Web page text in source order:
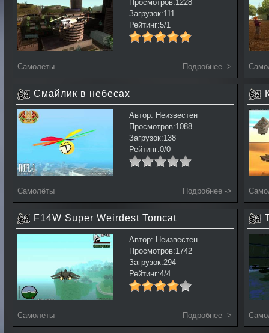
Просмотров:1228
Загрузок:111
Рейтинг:5/1
Самолёты Подробнее ->
Смайлик в небесах
Автор: Неизвестен
Просмотров:1088
Загрузок:138
Рейтинг:0/0
Самолёты Подробнее ->
F14W Super Weirdest Tomcat
Автор: Неизвестен
Просмотров:1742
Загрузок:294
Рейтинг:4/4
Самолёты Подробнее ->